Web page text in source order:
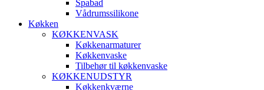
Spabad
Vådrumssilikone
Køkken
KØKKENVASK
Køkkenarmaturer
Køkkenvaske
Tilbehør til køkkenvaske
KØKKENUDSTYR
Køkkenkværne